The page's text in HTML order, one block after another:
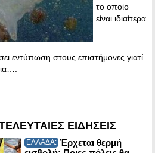
το οποίο
είναι ιδιαίτερα
εντύπωση στους επιστήμονες γιατί
ΕΙΔΗΣΕΙΣ
ΕΛΛΑΔΑ: Έρχεται θερμή